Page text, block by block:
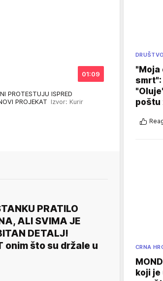
01:09
PROTESTUJU ISPRED
PROJEKAT Izvor: Kurir
PRATILO
ALI SVIMA JE
DETALJ!
onim što su držale u
DRUŠTVO
"Moja
poštu
CRNA
koji